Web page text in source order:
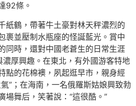
92條。
紙鶴，帶著牛土豪對林天秤濃烈的
裹並壓制水瓶座的怪誕藍光。賞中
同時，還對中國老蒼生的日常生涯
濃厚興趣。在東北，有外國游客特地
點的花棉襖，夙起逛早市，親身經
”；在海南，一名俄羅斯姑娘興致勃
場舞后，笑著說：“這很酷。”